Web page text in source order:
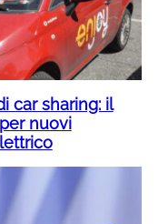
car sharing: il
nuovi